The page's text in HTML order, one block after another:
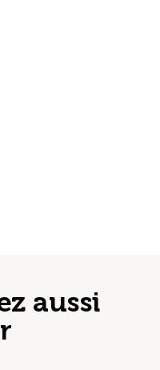
aussi